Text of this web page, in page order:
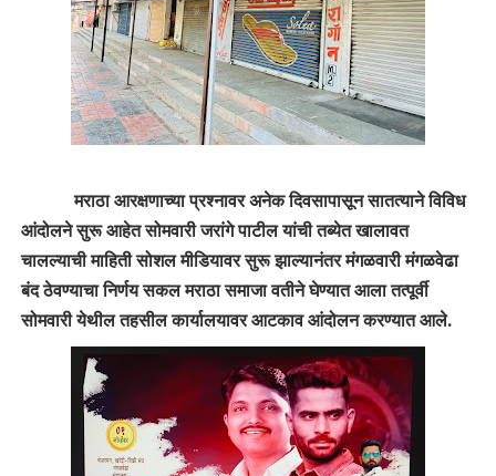
मराठा आरक्षणाच्या प्रश्नावर अनेक दिवसापासून सातत्याने विविध
आंदोलने सुरू आहेत सोमवारी जरांगे पाटील यांची तब्येत खालावत
चालल्याची माहिती सोशल मीडियावर सुरू झाल्यानंतर मंगळवारी मंगळवेढा
बंद ठेवण्याचा निर्णय सकल मराठा समाजा वतीने घेण्यात आला तत्पूर्वी
सोमवारी येथील तहसील कार्यालयावर आटकाव आंदोलन करण्यात आले.